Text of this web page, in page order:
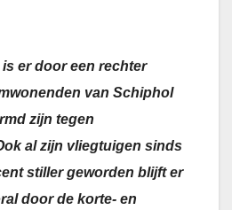
is er door een rechter
van Schiphol
zijn tegen
al zijn vliegtuigen sinds
stiller geworden blijft er
door de korte- en